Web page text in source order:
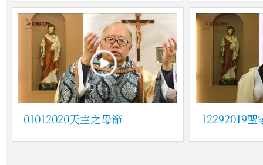
01012020天主之母節 12292019聖